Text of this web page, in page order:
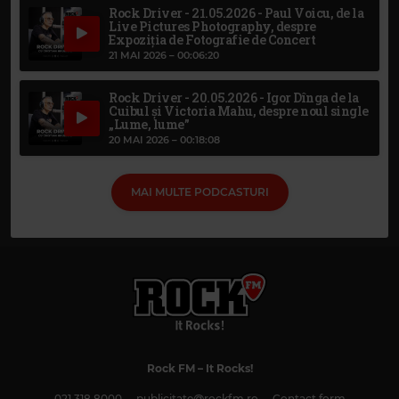
Rock Driver - 21.05.2026 - Paul Voicu, de la
Live Pictures Photography, despre
Expoziția de Fotografie de Concert
21 MAI 2026 – 00:06:20
Rock Driver - 20.05.2026 - Igor Dînga de la
Cuibul și Victoria Mahu, despre noul single
„Lume, lume”
20 MAI 2026 – 00:18:08
MAI MULTE PODCASTURI
Rock FM– It Rocks!